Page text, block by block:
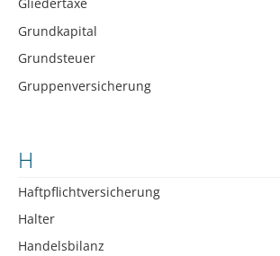
Gliedertaxe
Grundkapital
Grundsteuer
Gruppenversicherung
H
Haftpflichtversicherung
Halter
Handelsbilanz